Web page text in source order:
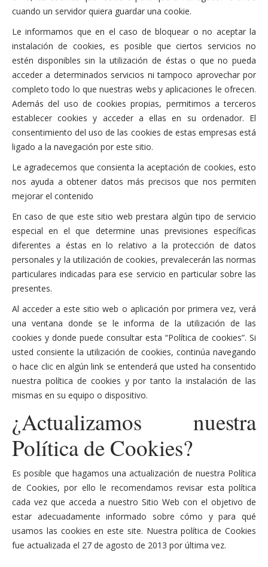
cuando un servidor quiera guardar una cookie.
Le informamos que en el caso de bloquear o no aceptar la
instalación de cookies, es posible que ciertos servicios no
estén disponibles sin la utilización de éstas o que no pueda
acceder a determinados servicios ni tampoco aprovechar por
completo todo lo que nuestras webs y aplicaciones le ofrecen.
Además del uso de cookies propias, permitimos a terceros
establecer cookies y acceder a ellas en su ordenador. El
consentimiento del uso de las cookies de estas empresas está
ligado a la navegación por este sitio.
Le agradecemos que consienta la aceptación de cookies, esto
nos ayuda a obtener datos más precisos que nos permiten
mejorar el contenido
En caso de que este sitio web prestara algún tipo de servicio
especial en el que determine unas previsiones específicas
diferentes a éstas en lo relativo a la protección de datos
personales y la utilización de cookies, prevalecerán las normas
particulares indicadas para ese servicio en particular sobre las
presentes.
Al acceder a este sitio web o aplicación por primera vez, verá
una ventana donde se le informa de la utilización de las
cookies y donde puede consultar esta “Política de cookies”. Si
usted consiente la utilización de cookies, continúa navegando
o hace clic en algún link se entenderá que usted ha consentido
nuestra política de cookies y por tanto la instalación de las
mismas en su equipo o dispositivo.
¿Actualizamos nuestra
Política de Cookies?
Es posible que hagamos una actualización de nuestra Política
de Cookies, por ello le recomendamos revisar esta política
cada vez que acceda a nuestro Sitio Web con el objetivo de
estar adecuadamente informado sobre cómo y para qué
usamos las cookies en este site. Nuestra política de Cookies
fue actualizada el 27 de agosto de 2013 por última vez.